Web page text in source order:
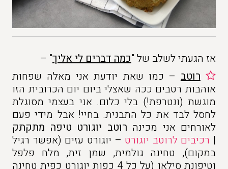
אז הגעתי לשלב של "כמה דברים לי אליך" –
רוטב– כמו שאת יודעת אני מאלה שפחות
אוהבות רטבים ככה שאצלי ביום יום הכרובית הזו
מוגשת (ונטרפת!) בלי כלום. אני בעצמי מסוגלת
לחסל לבד את כל התבנית. בחיי! אבל מידי פעם
לאורחים אני מכינה רוטב יוגורט טיפה מתקתק
| רכיבים לרוטב יוגורט – יוגורט עזים (אפשר רגיל
במקום), טחינה גולמית, שמן זית, מלח פלפל
וטיפונת סילאן (על כל 4 כפות יוגורט כפית טחינה